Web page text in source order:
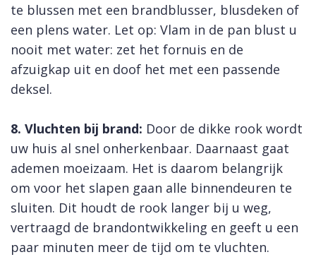
te blussen met een brandblusser, blusdeken of
een plens water. Let op: Vlam in de pan blust u
nooit met water: zet het fornuis en de
afzuigkap uit en doof het met een passende
deksel.
8. Vluchten bij brand: Door de dikke rook wordt
uw huis al snel onherkenbaar. Daarnaast gaat
ademen moeizaam. Het is daarom belangrijk
om voor het slapen gaan alle binnendeuren te
sluiten. Dit houdt de rook langer bij u weg,
vertraagd de brandontwikkeling en geeft u een
paar minuten meer de tijd om te vluchten.